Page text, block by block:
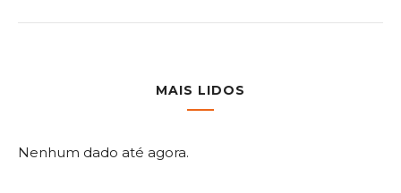
MAIS LIDOS
Nenhum dado até agora.